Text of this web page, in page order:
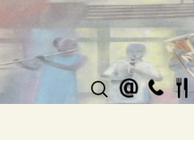
Suchen
nach: